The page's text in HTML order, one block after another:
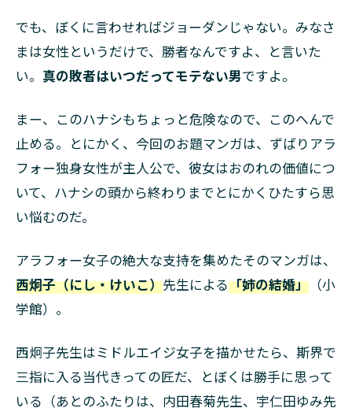
8
第四
部：
彷徨
就＜
コミ
ック
ス7
～8
巻＞
言っ
た
か、
この
トル
10
さい
ごに
でも、ぼくに言わせればジョーダンじゃない。みなさ
まは女性というだけで、勝者なんですよ、と言いた
い。 真の敗者はいつだってモテない男ですよ。
まー、このハナシもちょっと危険なので、このへんで
止める。とにかく、今回のお題マンガは、ずばりアラ
フォー独身女性が主人公で、彼女はおのれの価値につ
いて、ハナシの頭から終わりまでとにかくひたすら思
い悩むのだ。
アラフォー女子の絶大な支持を集めたそのマンガは、
西炯子（にし・けいこ）先生による「姉の結婚」 （小
学館）。
西炯子先生はミドルエイジ女子を描かせたら、斯界で
三指に入る当代きっての匠だ、とぼくは勝手に思って
いる（あとのふたりは、内田春菊先生、宇仁田ゆみ先